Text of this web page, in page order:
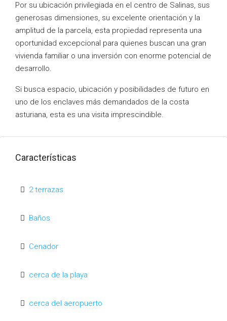
Por su ubicación privilegiada en el centro de Salinas, sus
generosas dimensiones, su excelente orientación y la
amplitud de la parcela, esta propiedad representa una
oportunidad excepcional para quienes buscan una gran
vivienda familiar o una inversión con enorme potencial de
desarrollo.
Si busca espacio, ubicación y posibilidades de futuro en
uno de los enclaves más demandados de la costa
asturiana, esta es una visita imprescindible.
Características
2 terrazas
Baños
Cenador
cerca de la playa
cerca del aeropuerto